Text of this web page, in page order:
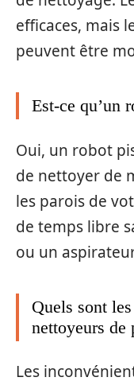
efficaces, mais
peuvent être
Est-ce qu’un
Oui, un robot
de nettoyer de
les parois de
de temps libre
ou un
Quels sont
nettoyeurs de
Les